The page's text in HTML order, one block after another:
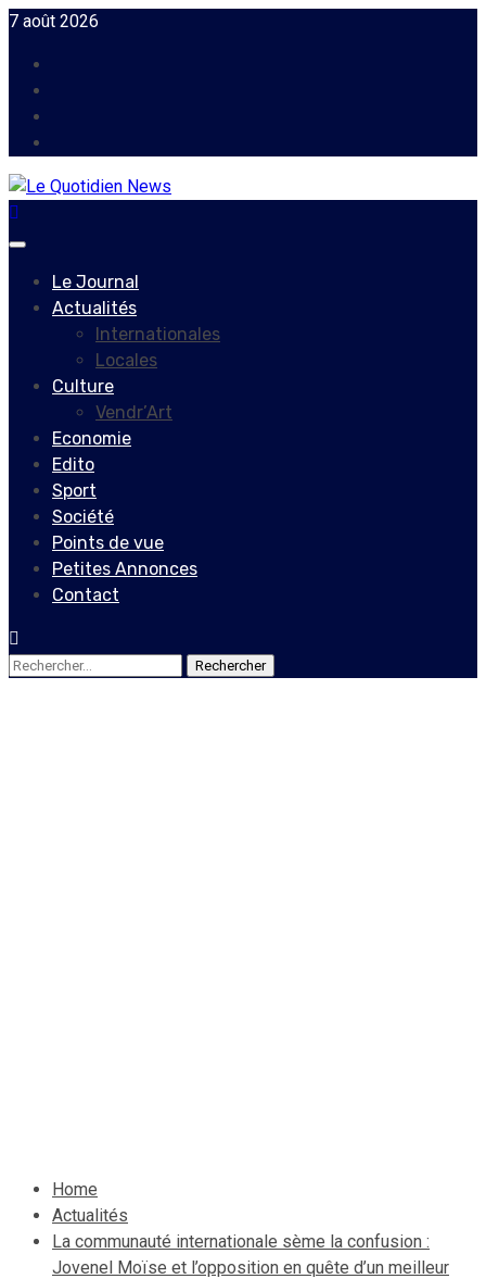
Skip
content
7 août 2026
Primary
Le Journal
Actualités
Internationales
Locales
Culture
Vendr’Art
Economie
Edito
Sport
Société
Points de vue
Petites Annonces
Contact
Rechercher :
Home
Actualités
La communauté internationale sème la confusion :
Jovenel Moïse et l’opposition en quête d’un meilleur